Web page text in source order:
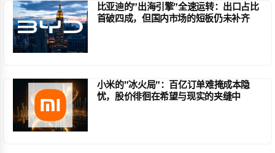
比亚迪的”出海引擎”全速运转：出口占比
首破四成，但国内市场的短板仍未补齐
小米的”冰火局”：百亿订单难掩成本隐
忧，股价徘徊在希望与现实的夹缝中